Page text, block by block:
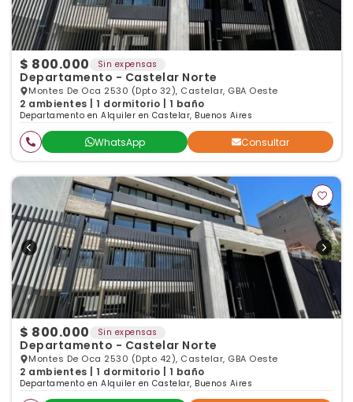
$ 800.000 Sin expensas
Departamento - Castelar Norte
Montes De Oca 2530 (Dpto 32), Castelar, GBA Oeste
2 ambientes | 1 dormitorio | 1 baño
Departamento en Alquiler en Castelar, Buenos Aires
WhatsApp Consultar
$ 800.000 Sin expensas
Departamento - Castelar Norte
Montes De Oca 2530 (Dpto 42), Castelar, GBA Oeste
2 ambientes | 1 dormitorio | 1 baño
Departamento en Alquiler en Castelar, Buenos Aires